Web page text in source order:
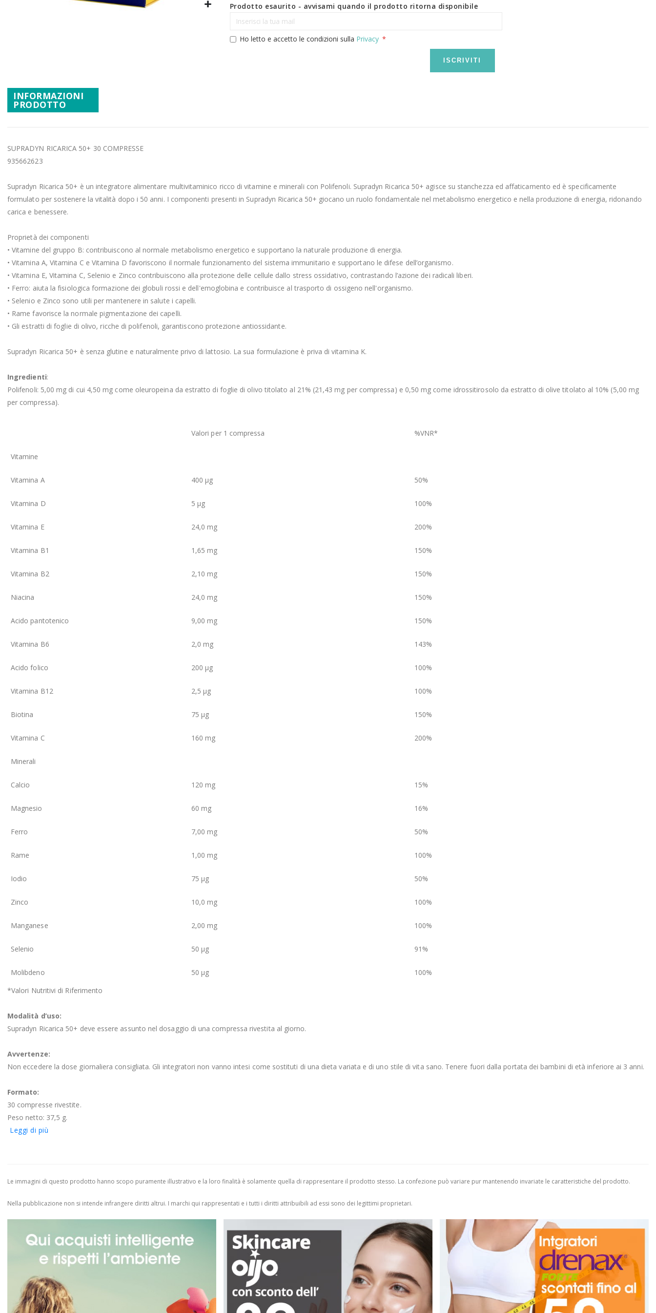
Promozioni
Prodotto esaurito - avvisami quando il prodotto ritorna disponibile
Ho letto e accetto le condizioni sulla Privacy
ISCRIVITI
INFORMAZIONI
PRODOTTO
SUPRADYN RICARICA 50+ 30 COMPRESSE
935662623
Supradyn Ricarica 50+ è un integratore alimentare multivitaminico ricco di vitamine e minerali con Polifenoli. Supradyn Ricarica 50+ agisce su stanchezza ed affaticamento ed è specificamente
formulato per sostenere la vitalità dopo i 50 anni. I componenti presenti in Supradyn Ricarica 50+ giocano un ruolo fondamentale nel metabolismo energetico e nella produzione di energia, ridonando
carica e benessere.
Proprietà dei componenti
• Vitamine del gruppo B: contribuiscono al normale metabolismo energetico e supportano la naturale produzione di energia.
• Vitamina A, Vitamina C e Vitamina D favoriscono il normale funzionamento del sistema immunitario e supportano le difese dell’organismo.
• Vitamina E, Vitamina C, Selenio e Zinco contribuiscono alla protezione delle cellule dallo stress ossidativo, contrastando l’azione dei radicali liberi.
• Ferro: aiuta la fisiologica formazione dei globuli rossi e dell'emoglobina e contribuisce al trasporto di ossigeno nell'organismo.
• Selenio e Zinco sono utili per mantenere in salute i capelli.
• Rame favorisce la normale pigmentazione dei capelli.
• Gli estratti di foglie di olivo, ricche di polifenoli, garantiscono protezione antiossidante.
Supradyn Ricarica 50+ è senza glutine e naturalmente privo di lattosio. La sua formulazione è priva di vitamina K.
Ingredienti:
Polifenoli: 5,00 mg di cui 4,50 mg come oleuropeina da estratto di foglie di olivo titolato al 21% (21,43 mg per compressa) e 0,50 mg come idrossitirosolo da estratto di olive titolato al 10% (5,00 mg
per compressa).
Valori per 1 compressa %VNR*
Vitamine
Vitamina A 400 µg 50%
Vitamina D 5 µg 100%
Vitamina E 24,0 mg 200%
Vitamina B1 1,65 mg 150%
Vitamina B2 2,10 mg 150%
Niacina 24,0 mg 150%
Acido pantotenico 9,00 mg 150%
Vitamina B6 2,0 mg 143%
Acido folico 200 µg 100%
Vitamina B12 2,5 µg 100%
Biotina 75 µg 150%
Vitamina C 160 mg 200%
Minerali
Calcio 120 mg 15%
Magnesio 60 mg 16%
Ferro 7,00 mg 50%
Rame 1,00 mg 100%
Iodio 75 µg 50%
Zinco 10,0 mg 100%
Manganese 2,00 mg 100%
Selenio 50 µg 91%
Molibdeno 50 µg
100%
*Valori Nutritivi di Riferimento
Modalità d’uso:
Supradyn Ricarica 50+ deve essere assunto nel dosaggio di una compressa rivestita al giorno.
Avvertenze:
Non eccedere la dose giornaliera consigliata. Gli integratori non vanno intesi come sostituti di una dieta variata e di uno stile di vita sano. Tenere fuori dalla portata dei bambini di età inferiore ai 3 anni.
Formato:
30 compresse rivestite.
Peso netto: 37,5 g.
Leggi di più
Le immagini di questo prodotto hanno scopo puramente illustrativo e la loro finalità è solamente quella di rappresentare il prodotto stesso. La confezione può variare pur mantenendo invariate le caratteristiche del prodotto.
Nella pubblicazione non si intende infrangere diritti altrui. I marchi qui rappresentati e i tutti i diritti attribuibili ad essi sono dei legittimi proprietari.